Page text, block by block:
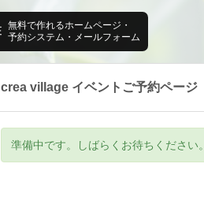
crea village イベントご予約ページ
準備中です。しばらくお待ちください。
無料で作れるホームページ・
予約システム・メールフォーム